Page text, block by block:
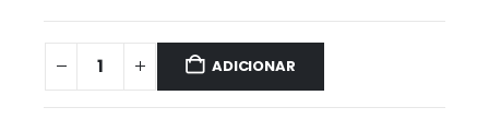
ADICIONAR